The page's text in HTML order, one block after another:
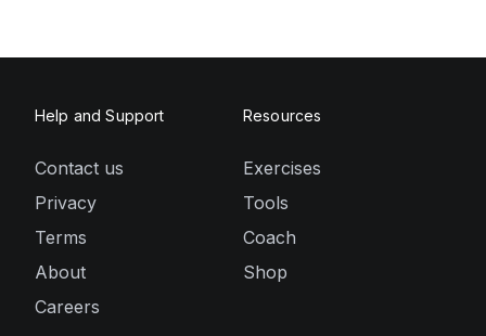
Help and Support
Contact us
Privacy
Terms
About
Careers
Resources
Exercises
Tools
Coach
Shop